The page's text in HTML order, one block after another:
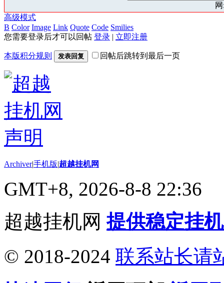
高级模式
B Color Image Link Quote Code Smilies
您需要登录后才可以回帖 登录 | 立即注册
本版积分规则 发表回复 回帖后跳转到最后一页
Archiver|手机版|超越挂机网
GMT+8, 2026-8-8 22:36
超越挂机网提供稳定挂
© 2018-2024 联系站长请